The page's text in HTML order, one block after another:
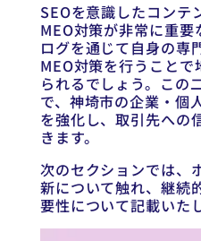
SEOを意識したコンテ
MEO対策が非常に重
ログを通じて自身の専
MEO対策を行うこと
られるでしょう。この
で、神埼市の企業・個
を強化し、取引先への
きます。
次のセクションでは、
新について触れ、継続
要性について記載いた